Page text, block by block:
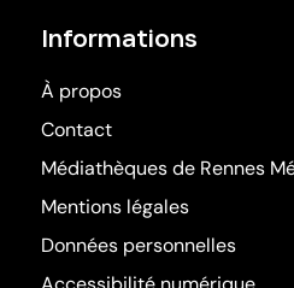
Informations
À propos
Contact
Médiathèques de Rennes
Mentions légales
Données personnelles